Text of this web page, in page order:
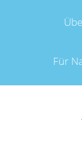
Für